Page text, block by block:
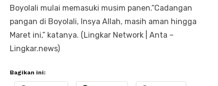
Boyolali mulai memasuki musim panen.“Cadangan
pangan di Boyolali, Insya Allah, masih aman hingga
Maret ini,” katanya. (Lingkar Network | Anta –
Lingkar.news)
Bagikan ini: